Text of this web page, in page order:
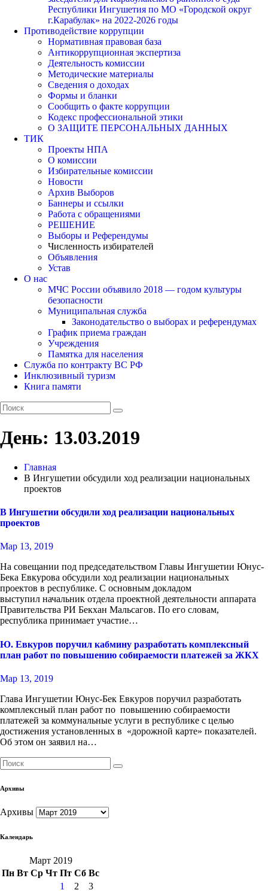
Республики Ингушетия по МО «Городской округ
г.Карабулак» на 2022-2026 годы
Противодействие коррупции
Нормативная правовая база
Антикоррупционная экспертиза
Деятельность комиссии
Методические материалы
Сведения о доходах
Формы и бланки
Сообщить о факте коррупции
Кодекс профессиональной этики
О ЗАЩИТЕ ПЕРСОНАЛЬНЫХ ДАННЫХ
ТИК
Проекты НПА
О комиссии
Избирательные комиссии
Новости
Архив Выборов
Баннеры и ссылки
Работа с обращениями
РЕШЕНИЕ
Выборы и Референдумы
Численность избирателей
Объявления
Устав
О нас
МЧС России объявило 2018 — годом культуры
безопасности
Муниципальная служба
Законодательство о выборах и референдумах
График приема граждан
Учреждения
Памятка для населения
Служба по контракту ВС РФ
Инклюзивный туризм
Книга памяти
День: 13.03.2019
Главная
В Ингушетии обсудили ход реализации национальных
проектов
В Ингушетии обсудили ход реализации национальных
проектов
Мар 13, 2019
На совещании под председательством Главы Ингушетии Юнус-
Бека Евкурова обсудили ход реализации национальных
проектов в республике. С основным докладом
выступил начальник отдела проектной деятельности аппарата
Правительства РИ Бекхан Мальсагов. По его словам,
республика принимает участие…
Ю. Евкуров поручил кабмину разработать комплексный
план работ по повышению собираемости платежей за ЖКХ
Мар 13, 2019
Глава Ингушетии Юнус-Бек Евкуров поручил разработать
комплексный план работ по повышению собираемости
платежей за коммунальные услуги в республике с целью
достижения установленных в «дорожной карте» показателей.
Об этом он заявил на…
Архивы
Архивы
Календарь
Март 2019
Пн Вт Ср Чт Пт Сб Вс
1
2
3